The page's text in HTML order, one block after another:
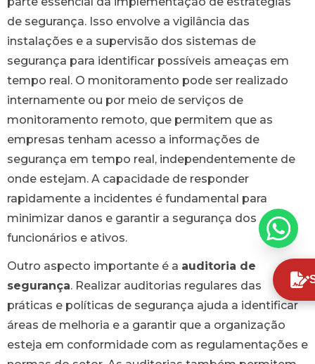
de segurança. Isso envolve a vigilância das
instalações e a supervisão dos sistemas de
segurança para identificar possíveis ameaças em
tempo real. O monitoramento pode ser realizado
internamente ou por meio de serviços de
monitoramento remoto, que permitem que as
empresas tenham acesso a informações de
segurança em tempo real, independentemente de
onde estejam. A capacidade de responder
rapidamente a incidentes é fundamental para
minimizar danos e garantir a segurança dos
funcionários e ativos.
Outro aspecto importante é a auditoria de
segurança. Realizar auditorias regulares das
práticas e políticas de segurança ajuda a identificar
áreas de melhoria e a garantir que a organização
esteja em conformidade com as regulamentações e